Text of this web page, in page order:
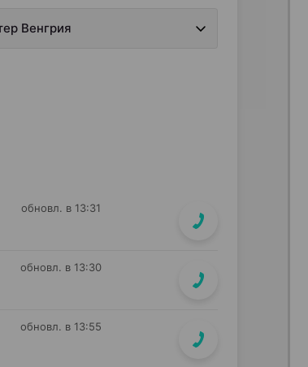
Венгрия
обновл. в 13:31
обновл. в 13:30
обновл. в 13:55